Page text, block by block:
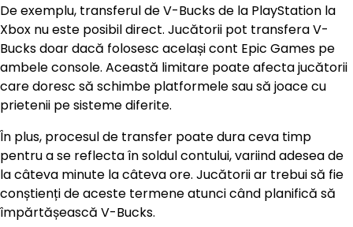
De exemplu, transferul de V-Bucks de la PlayStation la
Xbox nu este posibil direct. Jucătorii pot transfera V-
Bucks doar dacă folosesc același cont Epic Games pe
ambele console. Această limitare poate afecta jucătorii
care doresc să schimbe platformele sau să joace cu
prietenii pe sisteme diferite.
În plus, procesul de transfer poate dura ceva timp
pentru a se reflecta în soldul contului, variind adesea de
la câteva minute la câteva ore. Jucătorii ar trebui să fie
conștienți de aceste termene atunci când planifică să
împărtășească V-Bucks.